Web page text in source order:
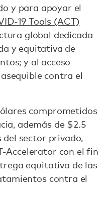
y para apoyar el
19 Tools (ACT)
global dedicada
y equitativa de
y al acceso
contra el
comprometidos
además de $2.5
del sector privado,
Accelerator con el fin
equitativa de las
contra el